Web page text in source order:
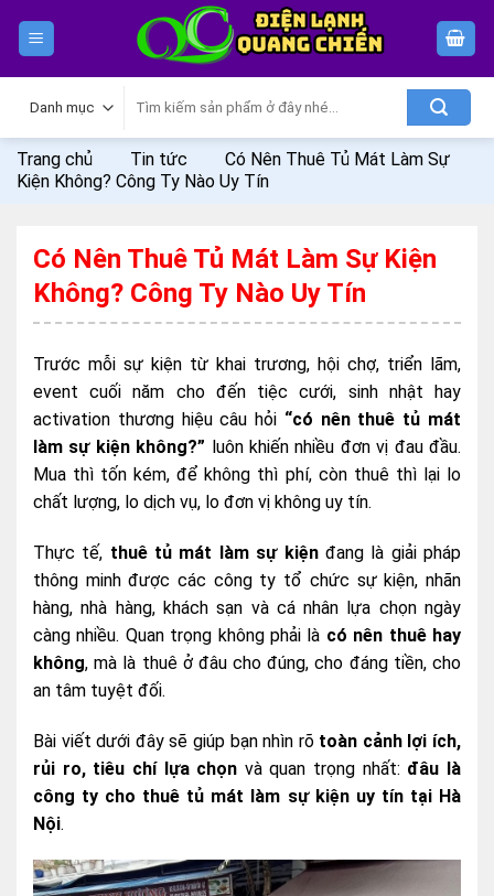
kiếm:
Trang chủ Tin tức
Có Nên Thuê Tủ Mát Làm Sự
Kiện Không? Công Ty Nào Uy Tín
Có Nên Thuê Tủ Mát Làm Sự Kiện
Không? Công Ty Nào Uy Tín
Trước mỗi sự kiện từ khai trương, hội chợ, triển lãm,
event cuối năm cho đến tiệc cưới, sinh nhật hay
activation thương hiệu câu hỏi “có nên thuê tủ mát
làm sự kiện không?” luôn khiến nhiều đơn vị đau đầu.
Mua thì tốn kém, để không thì phí, còn thuê thì lại lo
chất lượng, lo dịch vụ, lo đơn vị không uy tín.
Thực tế, thuê tủ mát làm sự kiệnđang là giải pháp
thông minh được các công ty tổ chức sự kiện, nhãn
hàng, nhà hàng, khách sạn và cá nhân lựa chọn ngày
càng nhiều. Quan trọng không phải là có nên thuê hay
không, mà là thuê ở đâu cho đúng, cho đáng tiền, cho
an tâm tuyệt đối.
Bài viết dưới đây sẽ giúp bạn nhìn rõ toàn cảnh lợi ích,
rủi ro, tiêu chí lựa chọn và quan trọng nhất: đâu là
công ty cho thuê tủ mát làm sự kiện uy tín tại Hà
Nội.